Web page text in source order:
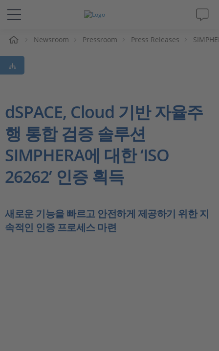
솔루션 및 제품
Support
Magazine
회사
인재채용
Newsroom Pressroom Press Releases
dSPACE, Cloud 기반 자율주
행 통합 검증 솔루션
SIMPHERA에 대한 ‘ISO
26262’ 인증 획득
새로운 기능을 빠르고 안전하게 제공하기 위한 지
속적인 인증 프로세스 마련